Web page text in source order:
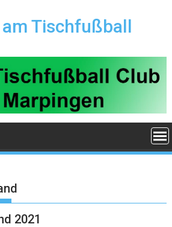
am Tischfußball
2021